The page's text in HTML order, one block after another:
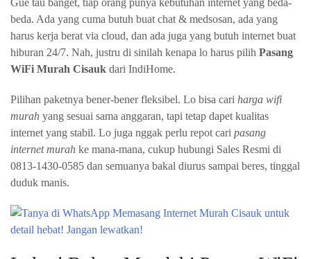
beda. Ada yang cuma butuh buat chat & medsosan, ada yang
harus kerja berat via cloud, dan ada juga yang butuh internet buat
hiburan 24/7. Nah, justru di sinilah kenapa lo harus pilih Pasang
WiFi Murah Cisauk dari IndiHome.
Pilihan paketnya bener-bener fleksibel. Lo bisa cari harga wifi
murah yang sesuai sama anggaran, tapi tetap dapet kualitas
internet yang stabil. Lo juga nggak perlu repot cari pasang
internet murah ke mana-mana, cukup hubungi Sales Resmi di
0813-1430-0585 dan semuanya bakal diurus sampai beres, tinggal
duduk manis.